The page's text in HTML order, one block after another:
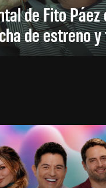
de Fito
de estreno